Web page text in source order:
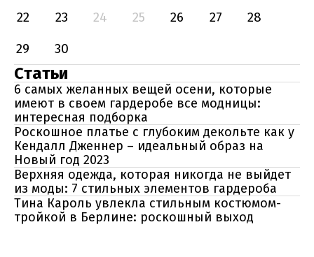
22
23 24 25 26 27
28
29
30
Статьи
6 самых желанных вещей осени, которые
имеют в своем гардеробе все модницы:
интересная подборка
Роскошное платье с глубоким декольте как у
Кендалл Дженнер – идеальный образ на
Новый год 2023
Верхняя одежда, которая никогда не выйдет
из моды: 7 стильных элементов гардероба
Тина Кароль увлекла стильным костюмом-
тройкой в Берлине: роскошный выход